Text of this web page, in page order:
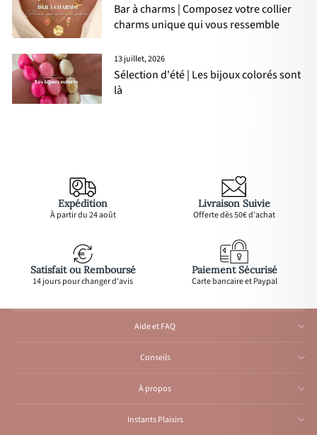
Bar à charms | Composez votre collier
charms unique qui vous ressemble
13 juillet, 2026
Sélection d'été | Les bijoux colorés sont
là
Expédition
À partir du 24 août
Livraison Suivie
Offerte dès 50€ d'achat
Satisfait ou Remboursé
14 jours pour changer d'avis
Paiement Sécurisé
Carte bancaire et Paypal
Aide et FAQ
Conseils
À propos
Instants Plaisirs